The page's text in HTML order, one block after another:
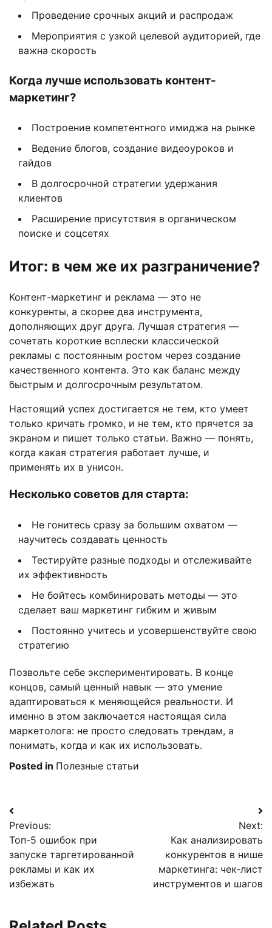
Проведение срочных акций и распродаж
Мероприятия с узкой целевой аудиторией, где
важна скорость
Когда лучше использовать контент-
маркетинг?
Построение компетентного имиджа на рынке
Ведение блогов, создание видеоуроков и
гайдов
В долгосрочной стратегии удержания
клиентов
Расширение присутствия в органическом
поиске и соцсетях
Итог: в чем же их разграничение?
Контент-маркетинг и реклама — это не
конкуренты, а скорее два инструмента,
дополняющих друг друга. Лучшая стратегия —
сочетать короткие всплески классической
рекламы с постоянным ростом через создание
качественного контента. Это как баланс между
быстрым и долгосрочным результатом.
Настоящий успех достигается не тем, кто умеет
только кричать громко, и не тем, кто прячется за
экраном и пишет только статьи. Важно — понять,
когда какая стратегия работает лучше, и
применять их в унисон.
Несколько советов для старта:
Не гонитесь сразу за большим охватом —
научитесь создавать ценность
Тестируйте разные подходы и отслеживайте
их эффективность
Не бойтесь комбинировать методы — это
сделает ваш маркетинг гибким и живым
Постоянно учитесь и усовершенствуйте свою
стратегию
Позвольте себе экспериментировать. В конце
концов, самый ценный навык — это умение
адаптироваться к меняющейся реальности. И
именно в этом заключается настоящая сила
маркетолога: не просто следовать трендам, а
понимать, когда и как их использовать.
Posted in Полезные статьи
Навигация
по
записям
Previous:
Топ-5 ошибок при
запуске таргетированной
рекламы и как их
избежать
Next:
Как анализировать
конкурентов в нише
маркетинга: чек-лист
инструментов и шагов